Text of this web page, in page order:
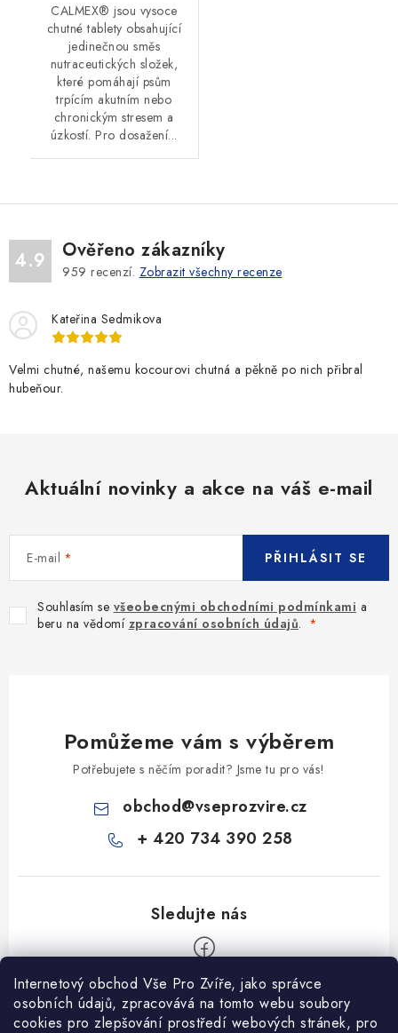
Internetový obchod Vše Pro Zvíře, jako správce
osobních údajů, zpracovává na tomto webu soubory
cookies pro zlepšování prostředí webových stránek, pro
CALMEX® jsou vysoce
chutné tablety obsahující
jedinečnou směs
nutraceutických složek,
které pomáhají psům
trpícím akutním nebo
chronickým stresem a
úzkostí. Pro dosažení...
4.9 Ověřeno zákazníky
959 recenzí. Zobrazit všechny recenze
Kateřina Sedmikova
Velmi chutné, našemu kocourovi chutná a pěkně po nich přibral
hubeňour.
Aktuální novinky a akce na váš e-mail
E-mail
Souhlasím se všeobecnými obchodními podmínkami a
beru na vědomí zpracování osobních údajů.
PŘIHLÁSIT SE
Pomůžeme vám s výběrem
Potřebujete s něčím poradit? Jsme tu pro vás!
obchod@vseprozvire.cz
+ 420 734 390 258